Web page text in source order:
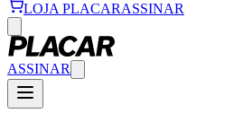
LOJA PLACARASSINAR
ASSINAR